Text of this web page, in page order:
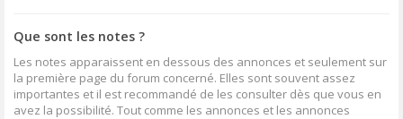
Que sont les notes ?
Les notes apparaissent en dessous des annonces et seulement sur
la première page du forum concerné. Elles sont souvent assez
importantes et il est recommandé de les consulter dès que vous en
avez la possibilité. Tout comme les annonces et les annonces